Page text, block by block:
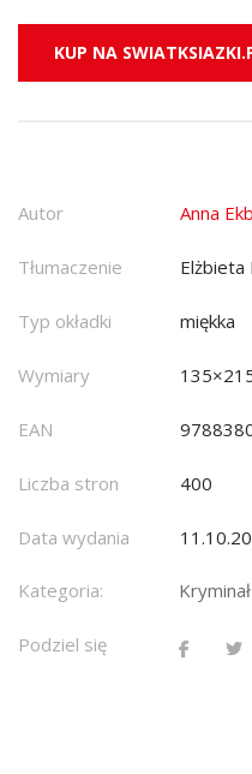
KUP NA
Autor Anna
Tłumaczenie
Typ okładki miękka
Wymiary
EAN
Liczba stron 400
Data wydania
Kategoria:
Podziel się